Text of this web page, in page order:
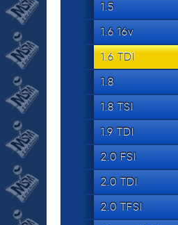
1.5
1.6 16v
1.6 TDI
1.8
1.8 TSI
1.9 TDI
2.0 FSI
2.0 TDI
2.0 TFSI